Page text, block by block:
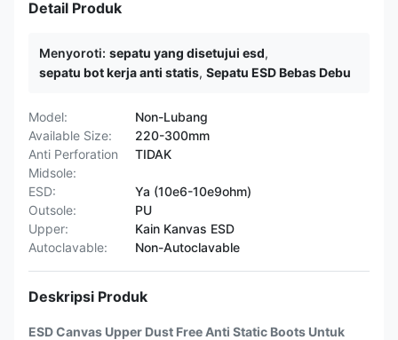
Detail Produk
Menyoroti: sepatu yang disetujui esd,
sepatu bot kerja anti statis, Sepatu ESD Bebas Debu
Model:
Non-Lubang
Available Size:
220-300mm
Anti Perforation
Midsole:
TIDAK
ESD:
Ya (10e6-10e9ohm)
Outsole:
PU
Upper:
Kain Kanvas ESD
Autoclavable:
Non-Autoclavable
Deskripsi Produk
ESD Canvas Upper Dust Free Anti Static Boots Untuk